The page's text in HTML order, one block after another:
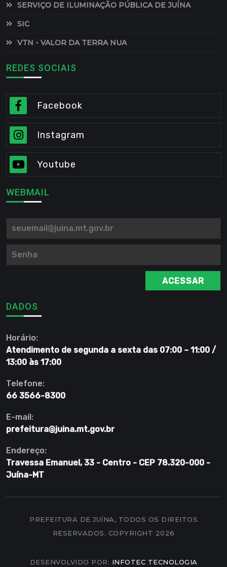
SERVIÇO DE ILUMINAÇÃO PÚBLICA DE JUÍNA
SIC
VTN - VALOR DA TERRA NUA
REDES SOCIAIS
Facebook
Instagram
Youtube
WEBMAIL
ACESSAR
DADOS
Horário:
Atendimento de segunda a sexta das 07:00 – 11:00 /
13:00 às 17:00
Telefone:
66 3566-8300
E-mail:
prefeitura@juina.mt.gov.br
Endereço:
Travessa Emanuel, 33 - Centro - CEP 78.320-000 -
Juína-MT
PREFEITURA DE JUÍNA, TODOS OS DIREITOS
RESERVADOS. COPYRIGHT 2026
DESENVOLVIDO POR: INFOTEC TECNOLOGIA